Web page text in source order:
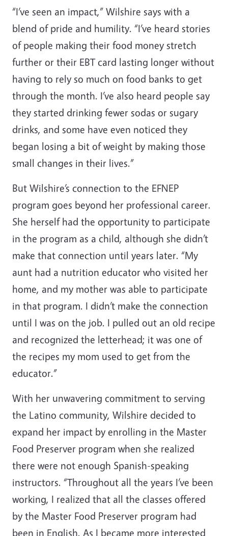
“I’ve seen an impact,” Wilshire says with a
blend of pride and humility. “I’ve heard stories
of people making their food money stretch
further or their EBT card lasting longer without
having to rely so much on food banks to get
through the month. I’ve also heard people say
they started drinking fewer sodas or sugary
drinks, and some have even noticed they
began losing a bit of weight by making those
small changes in their lives.”
But Wilshire’s connection to the EFNEP
program goes beyond her professional career.
She herself had the opportunity to participate
in the program as a child, although she didn’t
make that connection until years later. “My
aunt had a nutrition educator who visited her
home, and my mother was able to participate
in that program. I didn’t make the connection
until I was on the job. I pulled out an old recipe
and recognized the letterhead; it was one of
the recipes my mom used to get from the
educator.”
With her unwavering commitment to serving
the Latino community, Wilshire decided to
expand her impact by enrolling in the Master
Food Preserver program when she realized
there were not enough Spanish-speaking
instructors. “Throughout all the years I’ve been
working, I realized that all the classes offered
by the Master Food Preserver program had
been in English. As I became more interested